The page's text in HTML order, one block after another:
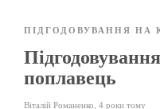
ПІДГОДОВУВАННЯ НА
поплавець
Віталій Романенко 4 роки тому